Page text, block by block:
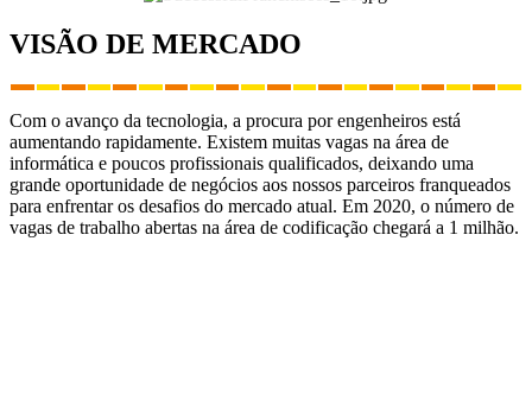
VISÃO DE MERCADO
Com o avanço da tecnologia, a procura por engenheiros está
aumentando rapidamente. Existem muitas vagas na área de
informática e poucos profissionais qualificados, deixando uma
grande oportunidade de negócios aos nossos parceiros franqueados
para enfrentar os desafios do mercado atual. Em 2020, o número de
vagas de trabalho abertas na área de codificação chegará a 1 milhão.